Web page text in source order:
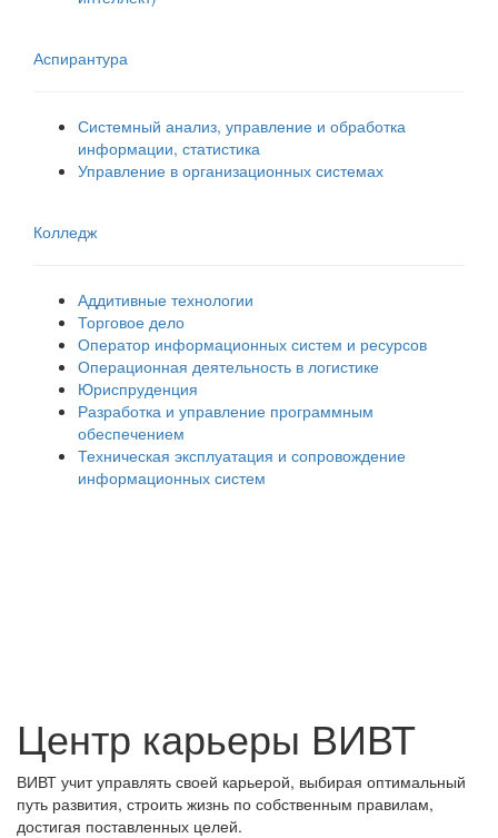
Аспирантура
Системный анализ, управление и обработка
информации, статистика
Управление в организационных системах
Колледж
Аддитивные технологии
Торговое дело
Оператор информационных систем и ресурсов
Операционная деятельность в логистике
Юриспруденция
Разработка и управление программным
обеспечением
Техническая эксплуатация и сопровождение
информационных систем
Центр карьеры ВИВТ
ВИВТ учит управлять своей карьерой, выбирая оптимальный
путь развития, строить жизнь по собственным правилам,
достигая поставленных целей.